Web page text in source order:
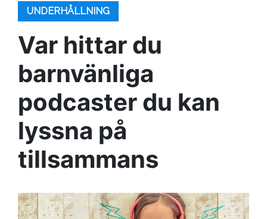
UNDERHÅLLNING
Var hittar du
barnvänliga
podcaster du kan
lyssna på
tillsammans